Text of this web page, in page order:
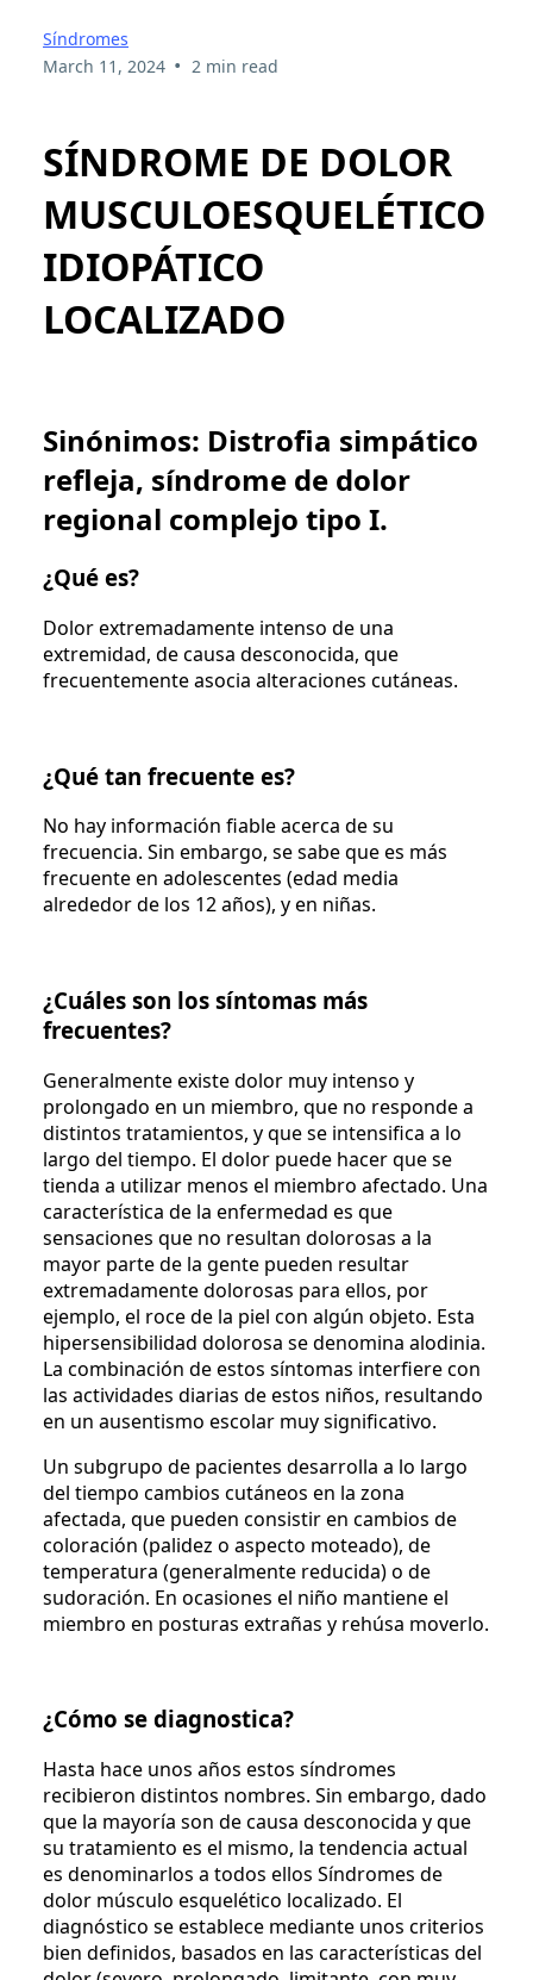
Síndromes
March 11, 2024 • 2 min read
SÍNDROME DE DOLOR
MUSCULOESQUELÉTICO
IDIOPÁTICO
LOCALIZADO
Sinónimos: Distrofia simpático
refleja, síndrome de dolor
regional complejo tipo I.
¿Qué es?
Dolor extremadamente intenso de una
extremidad, de causa desconocida, que
frecuentemente asocia alteraciones cutáneas.
¿Qué tan frecuente es?
No hay información fiable acerca de su
frecuencia. Sin embargo, se sabe que es más
frecuente en adolescentes (edad media
alrededor de los 12 años), y en niñas.
¿Cuáles son los síntomas más
frecuentes?
Generalmente existe dolor muy intenso y
prolongado en un miembro, que no responde a
distintos tratamientos, y que se intensifica a lo
largo del tiempo. El dolor puede hacer que se
tienda a utilizar menos el miembro afectado. Una
característica de la enfermedad es que
sensaciones que no resultan dolorosas a la
mayor parte de la gente pueden resultar
extremadamente dolorosas para ellos, por
ejemplo, el roce de la piel con algún objeto. Esta
hipersensibilidad dolorosa se denomina alodinia.
La combinación de estos síntomas interfiere con
las actividades diarias de estos niños, resultando
en un ausentismo escolar muy significativo.
Un subgrupo de pacientes desarrolla a lo largo
del tiempo cambios cutáneos en la zona
afectada, que pueden consistir en cambios de
coloración (palidez o aspecto moteado), de
temperatura (generalmente reducida) o de
sudoración. En ocasiones el niño mantiene el
miembro en posturas extrañas y rehúsa moverlo.
¿Cómo se diagnostica?
Hasta hace unos años estos síndromes
recibieron distintos nombres. Sin embargo, dado
que la mayoría son de causa desconocida y que
su tratamiento es el mismo, la tendencia actual
es denominarlos a todos ellos Síndromes de
dolor músculo esquelético localizado. El
diagnóstico se establece mediante unos criterios
bien definidos, basados en las características del